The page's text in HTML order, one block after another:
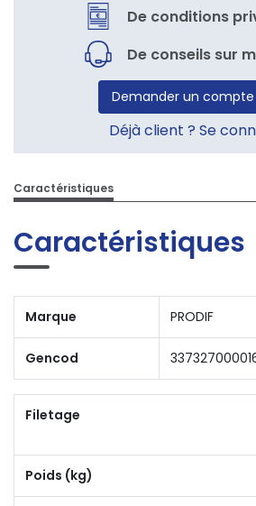
De conditions
De conseils sur
Demander un
Déjà client ? Se
Caractéristiques
Caractéristiques
Marque PRODIF
Gencod
Filetage
Poids (kg)